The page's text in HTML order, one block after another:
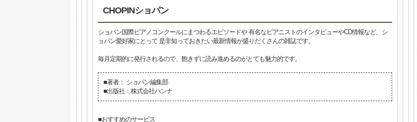
CHOPINショパン
ショパン国際ピアノコンクールにまつわるエピソードや 有名なピアニストのインタビューやCD情報など、シ
ョパン愛好家にとって 是非知っておきたい最新情報が盛りだくさんの雑誌です。
毎月定期的に発行されるので、飽きずに読み進めるのがとても魅力的です。
■著者： ショパン編集部
■出版社：株式会社ハンナ
■おすすめのサービス